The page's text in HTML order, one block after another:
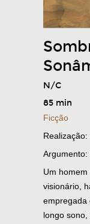
N/C
85 min
Ficção
Realização:
Argumento:
Um
visionário,
empregada
longo